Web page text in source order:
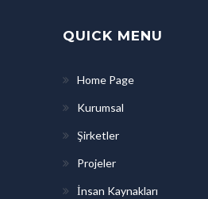
QUICK MENU
Home Page
Kurumsal
Şirketler
Projeler
İnsan Kaynakları